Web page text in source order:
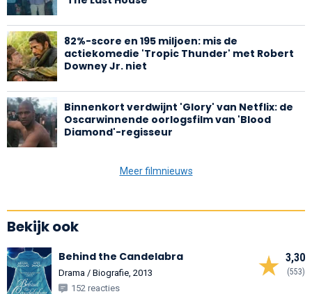
82%-score en 195 miljoen: mis de
actiekomedie 'Tropic Thunder' met Robert
Downey Jr. niet
Binnenkort verdwijnt 'Glory' van Netflix: de
Oscarwinnende oorlogsfilm van 'Blood
Diamond'-regisseur
Meer filmnieuws
Bekijk ook
3,30
(553)
Behind the Candelabra
Drama / Biografie, 2013
152 reacties